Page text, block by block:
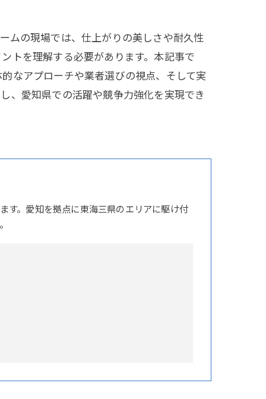
ムの現場では、仕上がりの美しさや耐久性
トを理解する必要があります。本記事で
なアプローチや業者選びの視点、そして実
、愛知県での活躍や競争力強化を実現でき
す。愛知を拠点に東海三県のエリアに駆け付